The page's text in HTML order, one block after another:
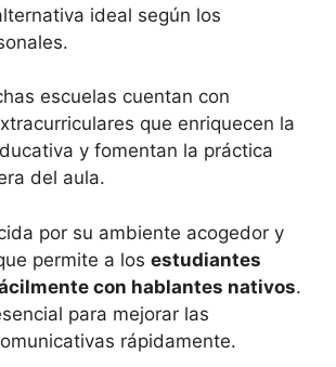
ideal según los
escuelas cuentan con
que enriquecen la
y fomentan la práctica
del aula.
por su ambiente acogedor y
permite a los estudiantes
con hablantes nativos.
para mejorar las
rápidamente.